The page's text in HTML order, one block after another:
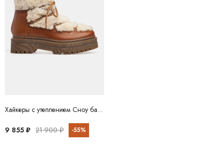
Хайкеры с утеплением Сноу бай Сноу COPENHAGEN SHOES
9 855 ₽ 21 900 ₽ -55%